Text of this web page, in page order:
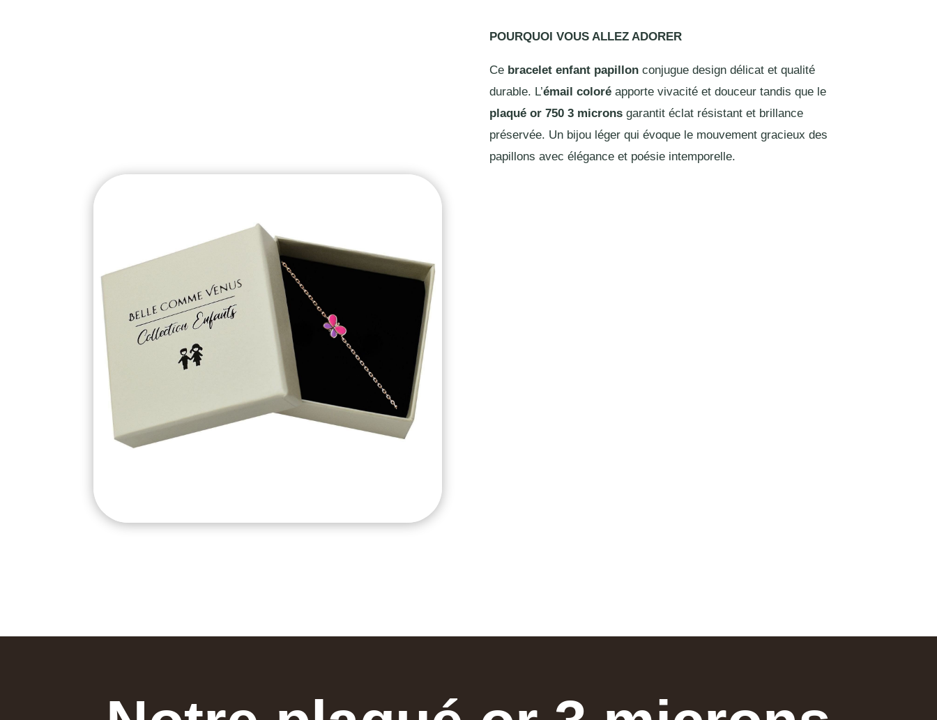
POURQUOI VOUS ALLEZ ADORER
Ce bracelet enfant papillonconjugue design délicat et qualité
durable. L’émail coloréapporte vivacité et douceur tandis que le
plaqué or 750 3 micronsgarantit éclat résistant et brillance
préservée. Un bijou léger qui évoque le mouvement gracieux des
papillons avec élégance et poésie intemporelle.